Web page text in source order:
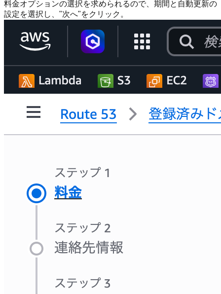
料金オプションの選択を求められるので、期間と自動更新の
設定を選択し、"次へ"をクリック。